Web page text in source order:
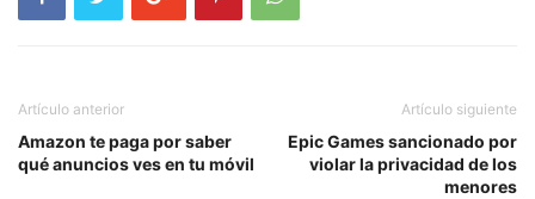
Artículo anterior
Amazon te paga por saber
qué anuncios ves en tu móvil
Artículo siguiente
Epic Games sancionado por
violar la privacidad de los
menores